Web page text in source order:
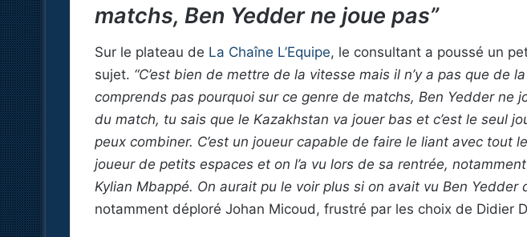
matchs, Ben Yedder ne joue pas”
Sur le plateau de La Chaîne L’Equipe, le consultant a poussé un
sujet. “C’est bien de mettre de la vitesse mais il n’y a pas que de
comprends pas pourquoi sur ce genre de matchs, Ben Yedder ne
du match, tu sais que le Kazakhstan va jouer bas et c’est le seul
peux combiner. C’est un joueur capable de faire le liant avec tout
joueur de petits espaces et on l’a vu lors de sa rentrée,
Kylian Mbappé. On aurait pu le voir plus si on avait vu Ben Yedder
notamment déploré Johan Micoud, frustré par les choix de Didier